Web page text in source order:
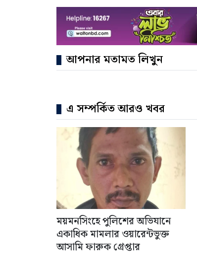
আপনার মতামত লিখুন
এ সম্পর্কিত আরও খবর
ময়মনসিংহে পুলিশের অভিযানে
একাধিক মামলার ওয়ারেন্টভুক্ত
আসামি ফারুক গ্রেপ্তার